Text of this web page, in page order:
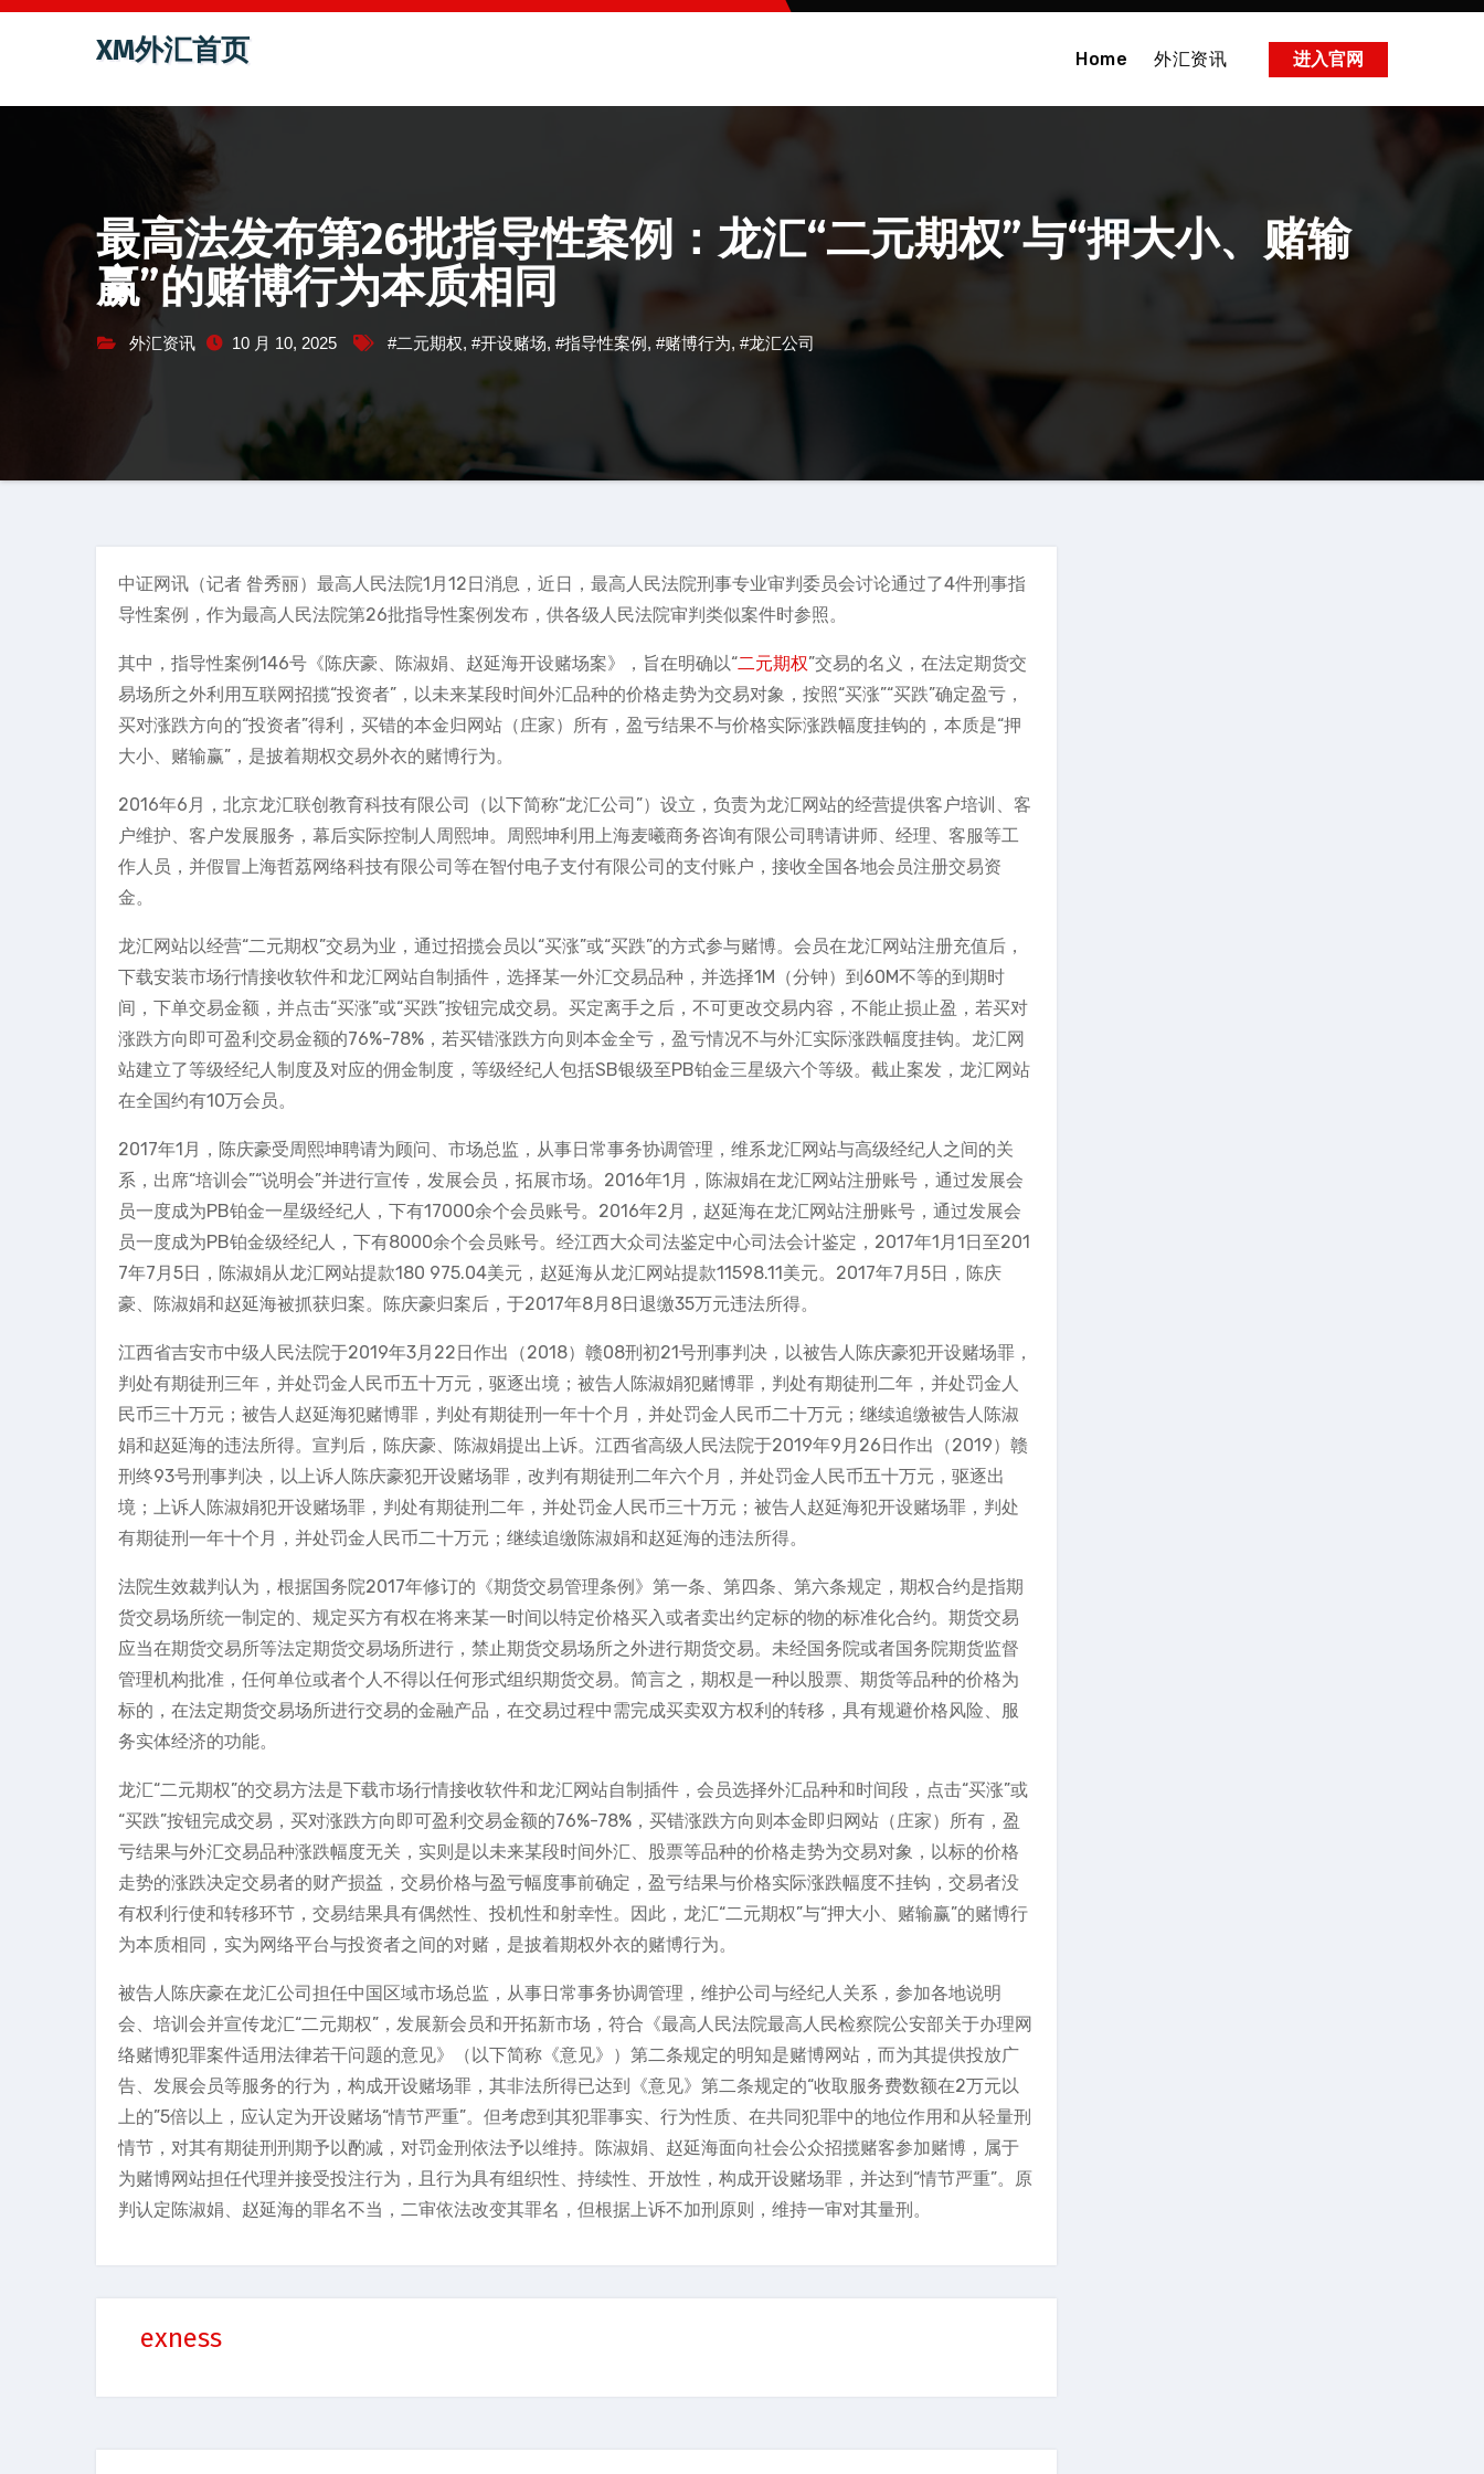
跳
容
XM外汇首页 Home 外汇资讯 进入官网
最高法发布第26批指导性案例：龙汇“二元期权”与“押大小、赌输
赢”的赌博行为本质相同
外汇资讯 10 月 10, 2025 #二元期权, #开设赌场, #指导性案例, #赌博行为, #龙汇公司
中证网讯（记者 昝秀丽）最高人民法院1月12日消息，近日，最高人民法院刑事专业审判委员会讨论通过了4件刑事指
导性案例，作为最高人民法院第26批指导性案例发布，供各级人民法院审判类似案件时参照。
其中，指导性案例146号《陈庆豪、陈淑娟、赵延海开设赌场案》，旨在明确以“二元期权”交易的名义，在法定期货交
易场所之外利用互联网招揽“投资者”，以未来某段时间外汇品种的价格走势为交易对象，按照“买涨”“买跌”确定盈亏，
买对涨跌方向的“投资者”得利，买错的本金归网站（庄家）所有，盈亏结果不与价格实际涨跌幅度挂钩的，本质是“押
大小、赌输赢”，是披着期权交易外衣的赌博行为。
2016年6月，北京龙汇联创教育科技有限公司（以下简称“龙汇公司”）设立，负责为龙汇网站的经营提供客户培训、客
户维护、客户发展服务，幕后实际控制人周熙坤。周熙坤利用上海麦曦商务咨询有限公司聘请讲师、经理、客服等工
作人员，并假冒上海哲荔网络科技有限公司等在智付电子支付有限公司的支付账户，接收全国各地会员注册交易资
金。
龙汇网站以经营“二元期权”交易为业，通过招揽会员以“买涨”或“买跌”的方式参与赌博。会员在龙汇网站注册充值后，
下载安装市场行情接收软件和龙汇网站自制插件，选择某一外汇交易品种，并选择1M（分钟）到60M不等的到期时
间，下单交易金额，并点击“买涨”或“买跌”按钮完成交易。买定离手之后，不可更改交易内容，不能止损止盈，若买对
涨跌方向即可盈利交易金额的76%-78%，若买错涨跌方向则本金全亏，盈亏情况不与外汇实际涨跌幅度挂钩。龙汇网
站建立了等级经纪人制度及对应的佣金制度，等级经纪人包括SB银级至PB铂金三星级六个等级。截止案发，龙汇网站
在全国约有10万会员。
2017年1月，陈庆豪受周熙坤聘请为顾问、市场总监，从事日常事务协调管理，维系龙汇网站与高级经纪人之间的关
系，出席“培训会”“说明会”并进行宣传，发展会员，拓展市场。2016年1月，陈淑娟在龙汇网站注册账号，通过发展会
员一度成为PB铂金一星级经纪人，下有17000余个会员账号。2016年2月，赵延海在龙汇网站注册账号，通过发展会
员一度成为PB铂金级经纪人，下有8000余个会员账号。经江西大众司法鉴定中心司法会计鉴定，2017年1月1日至201
7年7月5日，陈淑娟从龙汇网站提款180 975.04美元，赵延海从龙汇网站提款11598.11美元。2017年7月5日，陈庆
豪、陈淑娟和赵延海被抓获归案。陈庆豪归案后，于2017年8月8日退缴35万元违法所得。
江西省吉安市中级人民法院于2019年3月22日作出（2018）赣08刑初21号刑事判决，以被告人陈庆豪犯开设赌场罪，
判处有期徒刑三年，并处罚金人民币五十万元，驱逐出境；被告人陈淑娟犯赌博罪，判处有期徒刑二年，并处罚金人
民币三十万元；被告人赵延海犯赌博罪，判处有期徒刑一年十个月，并处罚金人民币二十万元；继续追缴被告人陈淑
娟和赵延海的违法所得。宣判后，陈庆豪、陈淑娟提出上诉。江西省高级人民法院于2019年9月26日作出（2019）赣
刑终93号刑事判决，以上诉人陈庆豪犯开设赌场罪，改判有期徒刑二年六个月，并处罚金人民币五十万元，驱逐出
境；上诉人陈淑娟犯开设赌场罪，判处有期徒刑二年，并处罚金人民币三十万元；被告人赵延海犯开设赌场罪，判处
有期徒刑一年十个月，并处罚金人民币二十万元；继续追缴陈淑娟和赵延海的违法所得。
法院生效裁判认为，根据国务院2017年修订的《期货交易管理条例》第一条、第四条、第六条规定，期权合约是指期
货交易场所统一制定的、规定买方有权在将来某一时间以特定价格买入或者卖出约定标的物的标准化合约。期货交易
应当在期货交易所等法定期货交易场所进行，禁止期货交易场所之外进行期货交易。未经国务院或者国务院期货监督
管理机构批准，任何单位或者个人不得以任何形式组织期货交易。简言之，期权是一种以股票、期货等品种的价格为
标的，在法定期货交易场所进行交易的金融产品，在交易过程中需完成买卖双方权利的转移，具有规避价格风险、服
务实体经济的功能。
龙汇“二元期权”的交易方法是下载市场行情接收软件和龙汇网站自制插件，会员选择外汇品种和时间段，点击“买涨”或
“买跌”按钮完成交易，买对涨跌方向即可盈利交易金额的76%-78%，买错涨跌方向则本金即归网站（庄家）所有，盈
亏结果与外汇交易品种涨跌幅度无关，实则是以未来某段时间外汇、股票等品种的价格走势为交易对象，以标的价格
走势的涨跌决定交易者的财产损益，交易价格与盈亏幅度事前确定，盈亏结果与价格实际涨跌幅度不挂钩，交易者没
有权利行使和转移环节，交易结果具有偶然性、投机性和射幸性。因此，龙汇“二元期权”与“押大小、赌输赢”的赌博行
为本质相同，实为网络平台与投资者之间的对赌，是披着期权外衣的赌博行为。
被告人陈庆豪在龙汇公司担任中国区域市场总监，从事日常事务协调管理，维护公司与经纪人关系，参加各地说明
会、培训会并宣传龙汇“二元期权”，发展新会员和开拓新市场，符合《最高人民法院最高人民检察院公安部关于办理网
络赌博犯罪案件适用法律若干问题的意见》（以下简称《意见》）第二条规定的明知是赌博网站，而为其提供投放广
告、发展会员等服务的行为，构成开设赌场罪，其非法所得已达到《意见》第二条规定的“收取服务费数额在2万元以
上的”5倍以上，应认定为开设赌场“情节严重”。但考虑到其犯罪事实、行为性质、在共同犯罪中的地位作用和从轻量刑
情节，对其有期徒刑刑期予以酌减，对罚金刑依法予以维持。陈淑娟、赵延海面向社会公众招揽赌客参加赌博，属于
为赌博网站担任代理并接受投注行为，且行为具有组织性、持续性、开放性，构成开设赌场罪，并达到“情节严重”。原
判认定陈淑娟、赵延海的罪名不当，二审依法改变其罪名，但根据上诉不加刑原则，维持一审对其量刑。
exness